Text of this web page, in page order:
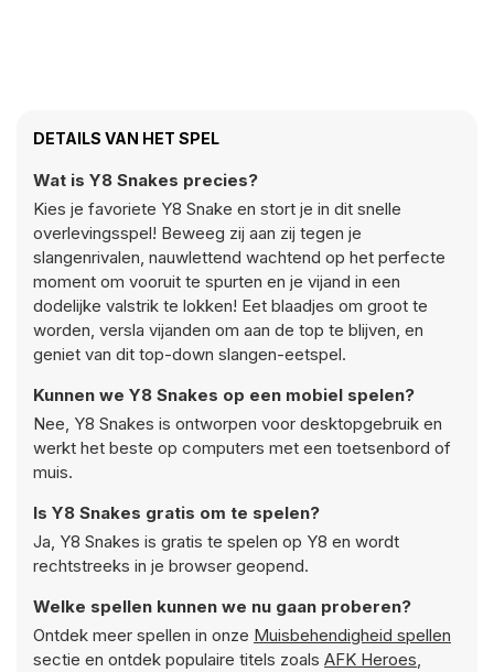
DETAILS VAN HET SPEL
Wat is Y8 Snakes precies?
Kies je favoriete Y8 Snake en stort je in dit snelle
overlevingsspel! Beweeg zij aan zij tegen je
slangenrivalen, nauwlettend wachtend op het perfecte
moment om vooruit te spurten en je vijand in een
dodelijke valstrik te lokken! Eet blaadjes om groot te
worden, versla vijanden om aan de top te blijven, en
geniet van dit top-down slangen-eetspel.
Kunnen we Y8 Snakes op een mobiel spelen?
Nee, Y8 Snakes is ontworpen voor desktopgebruik en
werkt het beste op computers met een toetsenbord of
muis.
Is Y8 Snakes gratis om te spelen?
Ja, Y8 Snakes is gratis te spelen op Y8 en wordt
rechtstreeks in je browser geopend.
Welke spellen kunnen we nu gaan proberen?
Ontdek meer spellen in onze Muisbehendigheid spellen
sectie en ontdek populaire titels zoals AFK Heroes,